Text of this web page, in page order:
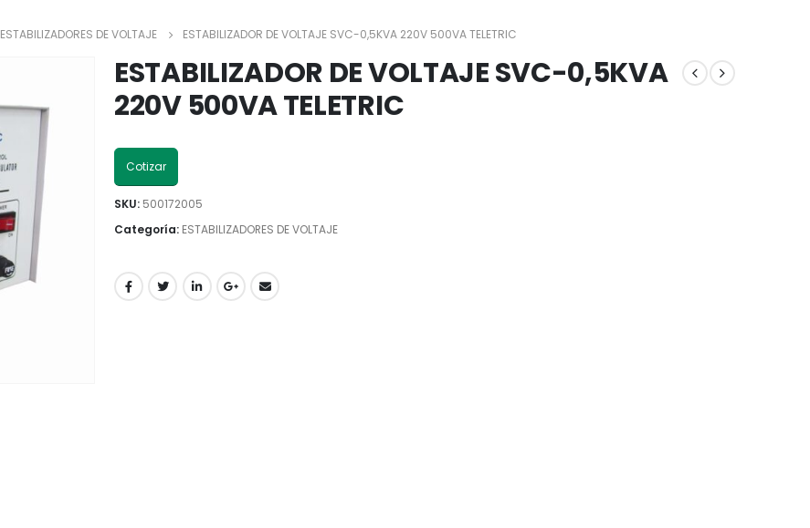
ESTABILIZADORES DE VOLTAJE ESTABILIZADOR DE VOLTAJE SVC-0,5KVA 220V 500VA TELETRIC
ESTABILIZADOR DE VOLTAJE SVC-0,5KVA
220V 500VA TELETRIC
Cotizar
SKU: 500172005
Categoría: ESTABILIZADORES DE VOLTAJE